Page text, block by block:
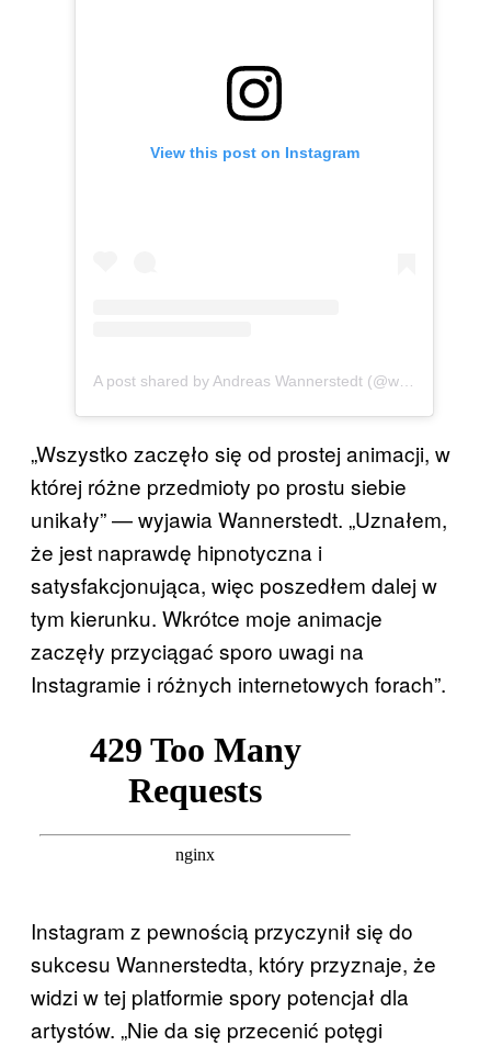
View this post on Instagram
A post shared by Andreas Wannerstedt (@wannerstedt)
„Wszystko zaczęło się od prostej animacji, w
której różne przedmioty po prostu siebie
unikały” — wyjawia Wannerstedt. „Uznałem,
że jest naprawdę hipnotyczna i
satysfakcjonująca, więc poszedłem dalej w
tym kierunku. Wkrótce moje animacje
zaczęły przyciągać sporo uwagi na
Instagramie i różnych internetowych forach”.
Instagram z pewnością przyczynił się do
sukcesu Wannerstedta, który przyznaje, że
widzi w tej platformie spory potencjał dla
artystów. „Nie da się przecenić potęgi